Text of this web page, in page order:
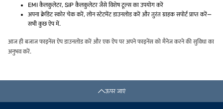
EMI कैलकुलेटर, SIP कैलकुलेटर जैसे विशेष टूल्स का उपयोग करें
अपना क्रेडिट स्कोर चेक करें, लोन स्टेटमेंट डाउनलोड करें और तुरंत ग्राहक सपोर्ट प्राप्त करें—
सभी कुछ ऐप में.
आज ही बजाज फाइनेंस ऐप डाउनलोड करें और एक ऐप पर अपने फाइनेंस को मैनेज करने की सुविधा का
अनुभव करें.
ऊपर जाएं